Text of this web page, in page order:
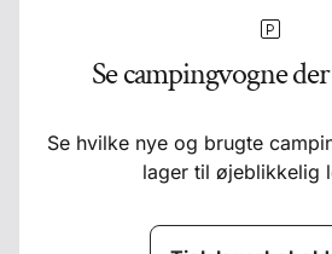
Se campingvogne
Se hvilke nye og brugte
lager til øjeblikkelig